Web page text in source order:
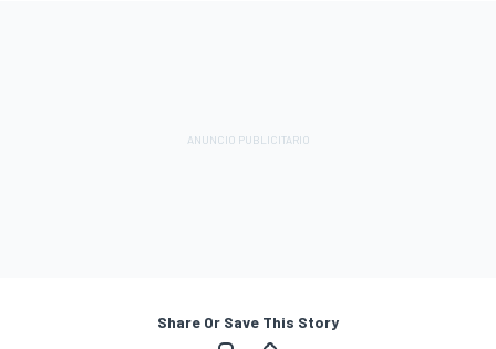
Share Or Save This Story